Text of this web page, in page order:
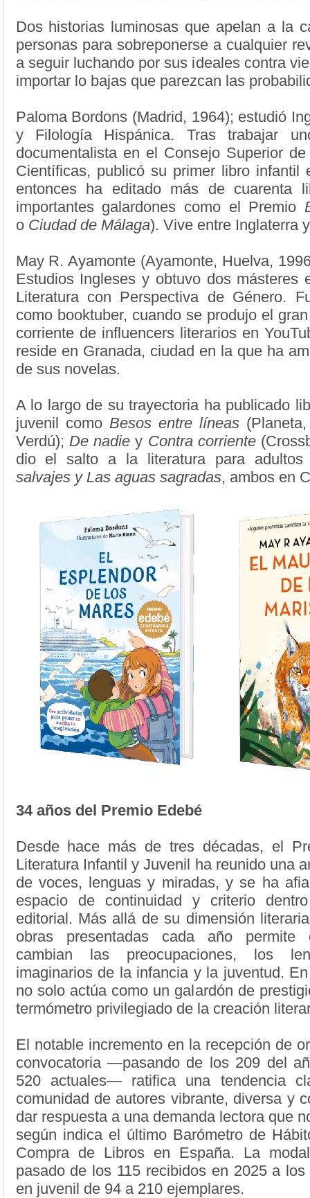
Dos historias luminosas que apelan a la
personas para sobreponerse a cualquier
a seguir luchando por sus ideales contra
importar lo bajas que parezcan las
Paloma Bordons (Madrid, 1964); estudió
y Filología Hispánica. Tras trabajar
documentalista en el Consejo Superior
Científicas, publicó su primer libro infantil
entonces ha editado más de cuarenta
importantes galardones como el Premio
o Ciudad de Málaga). Vive entre Inglaterra
May R. Ayamonte (Ayamonte, Huelva,
Estudios Ingleses y obtuvo dos másteres
Literatura con Perspectiva de Género.
como booktuber, cuando se produjo el
corriente de influencers literarios en
reside en Granada, ciudad en la que ha
de sus novelas.
A lo largo de su trayectoria ha publicado
juvenil como Besos entre líneas(Planeta,
Verdú); De nadie y Contra corriente
dio el salto a la literatura para
salvajes y Las aguas sagradas, ambos en
34 años del Premio Edebé
Desde hace más de tres décadas, el
Literatura Infantil y Juvenil ha reunido una
de voces, lenguas y miradas, y se ha
espacio de continuidad y criterio
editorial. Más allá de su dimensión
obras presentadas cada año permite
cambian las preocupaciones, los
imaginarios de la infancia y la juventud.
no solo actúa como un galardón de
termómetro privilegiado de la creación
El notable incremento en la recepción de
convocatoria —pasando de los 209 del
520 actuales— ratifica una tendencia
comunidad de autores vibrante, diversa y
dar respuesta a una demanda lectora que
según indica el último Barómetro de
Compra de Libros en España. La
pasado de los 115 recibidos en 2025 a
en juvenil de 94 a 210 ejemplares.